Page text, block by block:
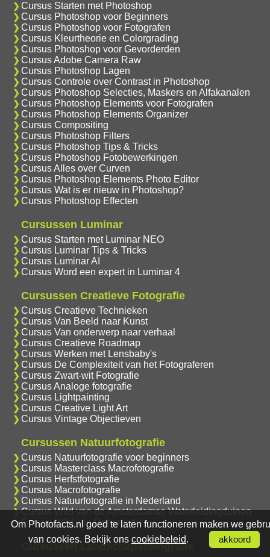
Cursus Starten met Photoshop
Cursus Photoshop voor Beginners
Cursus Photoshop voor Fotografen
Cursus Kleurtheorie en Colorgrading
Cursus Photoshop voor Gevorderden
Cursus Adobe Camera Raw
Cursus Photoshop Lagen
Cursus Controle over Contrast in Photoshop
Cursus Photoshop Selecties, Maskers en Alfakanalen
Cursus Photoshop Elements voor Fotografen
Cursus Photoshop Elements Organizer
Cursus Compositing
Cursus Photoshop Filters
Cursus Photoshop Tips & Tricks
Cursus Photoshop Fotobewerkingen
Cursus Alles over Curven
Cursus Photoshop Elements Photo Editor
Cursus Wat is er nieuw in Photoshop?
Cursus Photoshop Effecten
Cursussen Luminar
Cursus Starten met Luminar NEO
Cursus Luminar Tips & Tricks
Cursus Luminar AI
Cursus Word een expert in Luminar 4
Cursussen Creatieve Fotografie
Cursus Creatieve Technieken
Cursus Van Beeld naar Kunst
Cursus Van onderwerp naar verhaal
Cursus Creatieve Roadmap
Cursus Werken met Lensbaby's
Cursus De Complexiteit van het Fotograferen
Cursus Zwart-wit Fotografie
Cursus Analoge fotografie
Cursus Lightpainting
Cursus Creative Light Art
Cursus Vintage Objectieven
Cursussen Natuurfotografie
Cursus Natuurfotografie voor beginners
Cursus Masterclass Macrofotografie
Cursus Herfstfotografie
Cursus Macrofotografie
Cursus Natuurfotografie in Nederland
Cursus Wild van de Amsterdamse Waterleidingduinen
Cursus Wild van Denemarken
Cursussen Landschapsfotografie
Om Photofacts.nl goed te laten functioneren maken we
van cookies. Bekijk ons cookiebeleid. akkoord